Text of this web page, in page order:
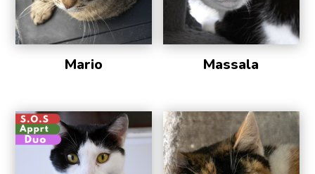
Mario Massala